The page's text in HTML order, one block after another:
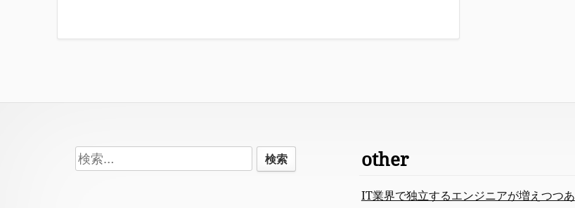
検
索:
other
IT業界で独立するエンジニアが増えつつあ